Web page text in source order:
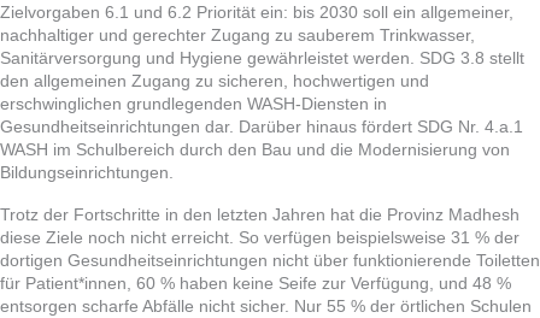
Zielvorgaben 6.1 und 6.2 Priorität ein: bis 2030 soll ein allgemeiner,
nachhaltiger und gerechter Zugang zu sauberem Trinkwasser,
Sanitärversorgung und Hygiene gewährleistet werden. SDG 3.8 stellt
den allgemeinen Zugang zu sicheren, hochwertigen und
erschwinglichen grundlegenden WASH-Diensten in
Gesundheitseinrichtungen dar. Darüber hinaus fördert SDG Nr. 4.a.1
WASH im Schulbereich durch den Bau und die Modernisierung von
Bildungseinrichtungen.
Trotz der Fortschritte in den letzten Jahren hat die Provinz Madhesh
diese Ziele noch nicht erreicht. So verfügen beispielsweise 31 % der
dortigen Gesundheitseinrichtungen nicht über funktionierende Toiletten
für Patient*innen, 60 % haben keine Seife zur Verfügung, und 48 %
entsorgen scharfe Abfälle nicht sicher. Nur 55 % der örtlichen Schulen